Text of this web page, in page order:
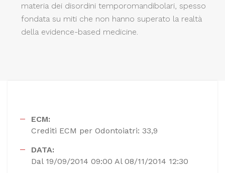
materia dei disordini temporomandibolari, spesso
fondata su miti che non hanno superato la realtà
della evidence-based medicine.
ECM:
Crediti ECM per Odontoiatri: 33,9
DATA:
Dal 19/09/2014 09:00 Al 08/11/2014 12:30